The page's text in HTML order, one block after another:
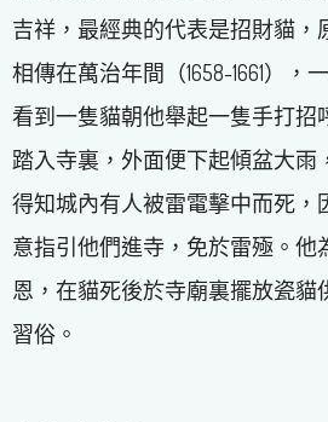
吉祥，最經典的代表是招財貓，
相傳在萬治年間（1658-1661），
看到一隻貓朝他舉起一隻手打招
踏入寺裏，外面便下起傾盆大雨
得知城內有人被雷電擊中而死，
意指引他們進寺，免於雷殛。他
恩，在貓死後於寺廟裏擺放瓷貓
習俗。